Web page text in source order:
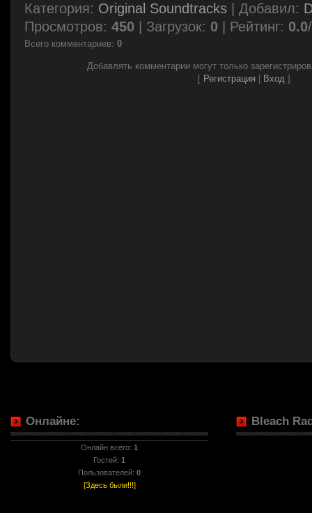
Категория: Original Soundtracks Добавил:
Просмотров: 450 Загрузок: 0 Рейтинг: 0.0/
Всего комментариев: 0
Добавлять комментарии могут только
[ Регистрация Вход]
Онлайне:
Онлайн всего: 1
Гостей: 1
Пользователей: 0
[Здесь были!!!]
Bleach